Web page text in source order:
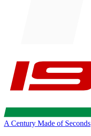
A Century Made of Seconds